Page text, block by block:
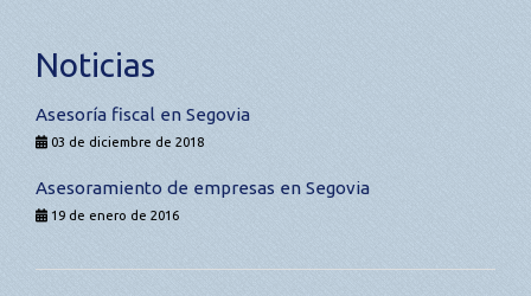
Noticias
Asesoría fiscal en Segovia
03 de diciembre de 2018
Asesoramiento de empresas en Segovia
19 de enero de 2016